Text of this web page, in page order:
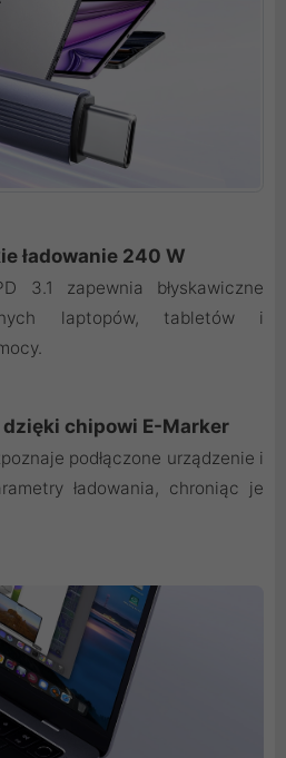
ładowanie 240 W
3.1 zapewnia błyskawiczne
laptopów, tabletów i
chipowi E-Marker
podłączone urządzenie i
ładowania, chroniąc je